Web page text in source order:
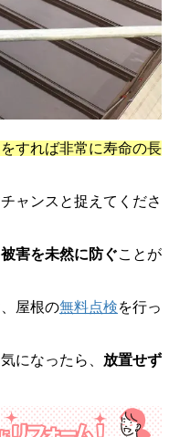
すれば非常に寿命の長
ャンスと捉えてくださ
害を未然に防ぐことが
屋根の無料点検を行っ
になったら、 放置せず